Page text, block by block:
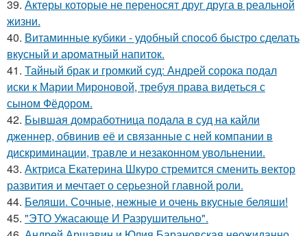
39. Актеры которые не переносят друг друга в реальной
жизни.
40. Витаминные кубики - удобный способ быстро сделать
вкусный и ароматный напиток.
41. Тайный брак и громкий суд: Андрей сорока подал
иски к Марии Мироновой, требуя права видеться с
сыном Фёдором.
42. Бывшая домработница подала в суд на кайли
дженнер, обвинив её и связанные с ней компании в
дискриминации, травле и незаконном увольнении.
43. Актриса Екатерина Шкуро стремится сменить вектор
развития и мечтает о серьезной главной роли.
44. Беляши. Сочные, нежные и очень вкусные беляши!
45. "ЭТО Ужасающе И Разрушительно".